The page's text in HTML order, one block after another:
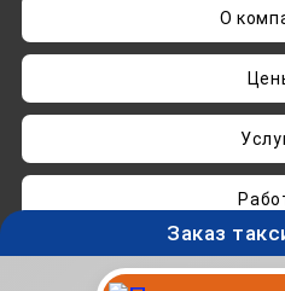
О
Нашли ошибку? Пишите
Заказ